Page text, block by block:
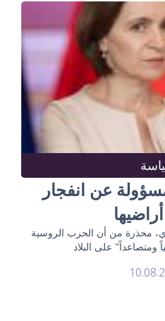
عن انفجار
محذرة من أن الحرب الروسية
على البلاد